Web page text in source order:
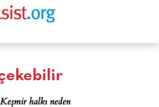
Keşmir halkı neden